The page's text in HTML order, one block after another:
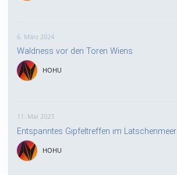
6. März 2024
Waldness vor den Toren Wiens
HOHU
11. Mai 2023
Entspanntes Gipfeltreffen im Latschenmeer
HOHU